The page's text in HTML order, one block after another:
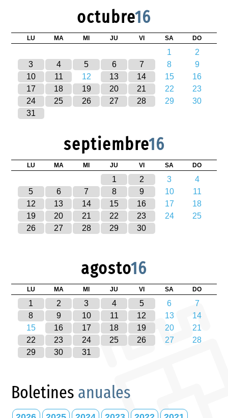
octubre16
LU MA MI JU VI SA DO
1
2
3
4 5 6 7 8
9
10
11 12 13 14 15
16
17
18 19 20 21 22
23
24
25 26 27 28 29
30
31
septiembre16
LU MA MI JU VI SA DO
1 2 3
4
5
6 7 8 9 10
11
12
13 14 15 16 17
18
19
20 21 22 23 24
25
26
27 28 29 30
agosto16
LU MA MI JU VI SA DO
1 2 3 4 5 6
7
8
9 10 11 12 13
14
15
16 17 18 19 20
21
22
23 24 25 26 27
28
29
30 31
Boletines anuales